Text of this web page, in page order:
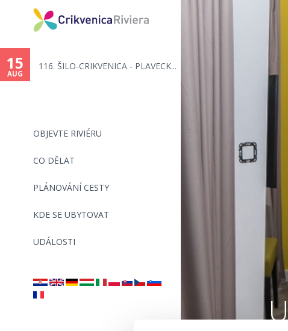
OBJEVTE RIVIÉRU
CO DĚLAT
PLÁNOVÁNÍ CESTY
KDE SE UBYTOVAT
UDÁLOSTI
15
AUG
116. ŠILO-CRIKVENICA - PLAVECK...
are
here